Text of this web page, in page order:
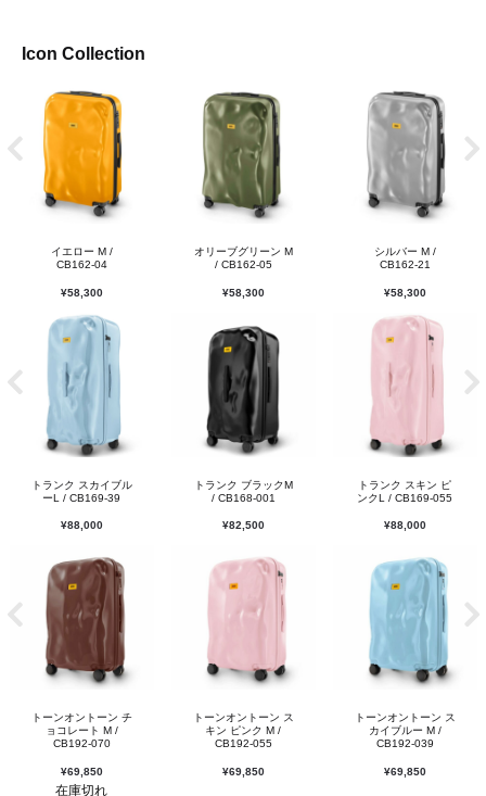
Icon Collection
イエロー M /
CB162-04
¥58,300
オリーブグリーン M
/ CB162-05
¥58,300
シルバー M /
CB162-21
¥58,300
トランク スカイブル
ーL / CB169-39
¥88,000
トランク ブラックM
/ CB168-001
¥82,500
トランク スキン ピ
ンクL / CB169-055
¥88,000
トーンオントーン チ
ョコレート M /
CB192-070
¥69,850
トーンオントーン ス
キン ピンク M /
CB192-055
¥69,850
トーンオントーン ス
カイブルー M /
CB192-039
¥69,850